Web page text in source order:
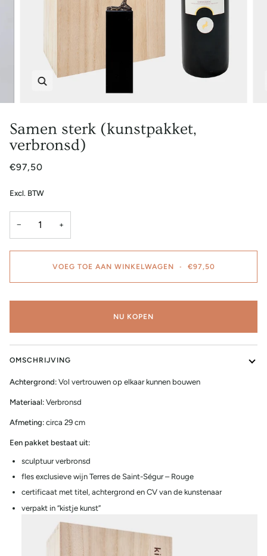
Zoem
Samen sterk (kunstpakket,
verbronsd)
€97,50
Excl. BTW
− +
VOEG TOE AAN WINKELWAGEN • €97,50
NU KOPEN
OMSCHRIJVING
Achtergrond: Vol vertrouwen op elkaar kunnen bouwen
Materiaal: Verbronsd
Afmeting: circa 29 cm
Een pakket bestaat uit:
sculptuur verbronsd
fles exclusieve wijn Terres de Saint-Ségur – Rouge
certificaat met titel, achtergrond en CV van de kunstenaar
verpakt in “kistje kunst”